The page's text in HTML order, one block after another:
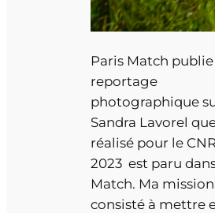
Paris Match
reportage
photographique
Sandra Lavorel
réalisé pour le
2023 est paru
Match. Ma
consisté à mettre